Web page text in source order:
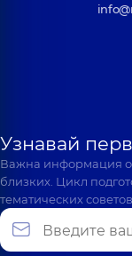
Узнавай
Важна информация о
близких. Цикл
тематических